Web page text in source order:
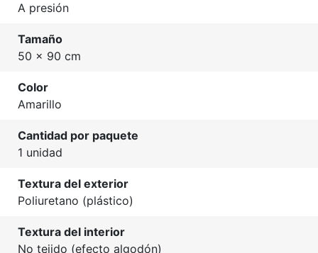
A presión
Tamaño
50 x 90 cm
Color
Amarillo
Cantidad por paquete
1 unidad
Textura del exterior
Poliuretano (plástico)
Textura del interior
No tejido (efecto algodón)